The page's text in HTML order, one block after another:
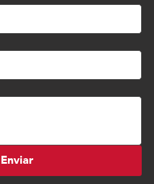
Enviar